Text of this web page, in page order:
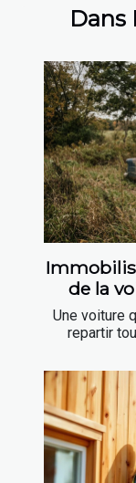
Dans
de la
Une voiture
repartir